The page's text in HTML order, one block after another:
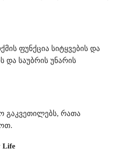
ფუნქცია სიტყვების და
და საუბრის უნარის
გაკვეთილებს, რათა
Life